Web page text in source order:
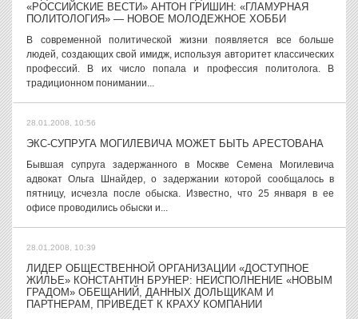
«РОССИЙСКИЕ ВЕСТИ» АНТОН ГРИШИН: «ГЛАМУРНАЯ
ПОЛИТОЛОГИЯ» — НОВОЕ МОЛОДЕЖНОЕ ХОББИ
В современной политической жизни появляется все больше
людей, создающих свой имидж, используя авторитет классических
профессий. В их число попала и профессия политолога. В
традиционном понимании...
28.01.2008, 10:56
ЭКС-СУПРУГА МОГИЛЕВИЧА МОЖЕТ БЫТЬ АРЕСТОВАНА
Бывшая супруга задержанного в Москве Семена Могилевича
адвокат Ольга Шнайдер, о задержании которой сообщалось в
пятницу, исчезла после обыска. Известно, что 25 января в ее
офисе проводились обыски и...
28.01.2008, 10:39
ЛИДЕР ОБЩЕСТВЕННОЙ ОРГАНИЗАЦИИ «ДОСТУПНОЕ
ЖИЛЬЕ» КОНСТАНТИН БРУНЕР: НЕИСПОЛНЕНИЕ «НОВЫМ
ГРАДОМ» ОБЕЩАНИЙ, ДАННЫХ ДОЛЬЩИКАМ И
ПАРТНЕРАМ, ПРИВЕДЕТ К КРАХУ КОМПАНИИ